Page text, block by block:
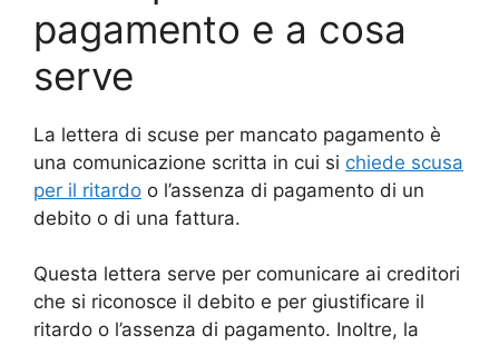
pagamento e a cosa
serve
La lettera di scuse per mancato pagamento è
una comunicazione scritta in cui si chiede scusa
per il ritardo o l’assenza di pagamento di un
debito o di una fattura.
Questa lettera serve per comunicare ai creditori
che si riconosce il debito e per giustificare il
ritardo o l’assenza di pagamento. Inoltre, la